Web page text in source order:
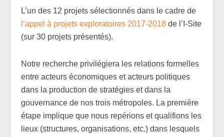
L’un des 12 projets sélectionnés dans le cadre de
l’appel à projets exploratoires 2017-2018 de l’I-Site
(sur 30 projets présentés).
Notre recherche privilégiera les relations formelles
entre acteurs économiques et acteurs politiques
dans la production de stratégies et dans la
gouvernance de nos trois métropoles. La première
étape implique que nous repérions et qualifions les
lieux (structures, organisations, etc.) dans lesquels